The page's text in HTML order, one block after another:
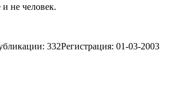
не человек.
332Регистрация: 01-03-2003